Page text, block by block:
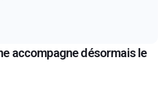
accompagne désormais le